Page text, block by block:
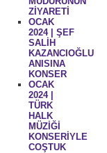
ZİYARETİ
OCAK
2024 | ŞEF
SALİH
KAZANCIOĞLU
ANISINA
KONSER
OCAK
2024 |
TÜRK
HALK
MÜZİĞİ
KONSERİYLE
COŞTUK